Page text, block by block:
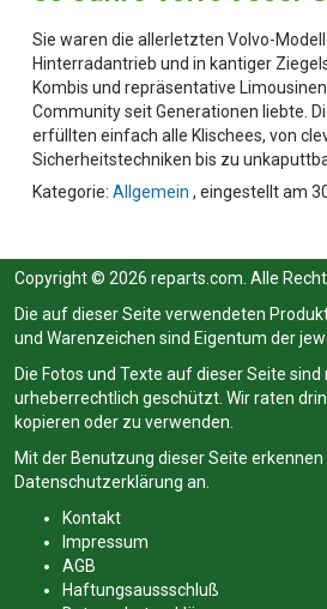
Sie waren die allerletzten Volvo-
Hinterradantrieb und in kantiger
Kombis und repräsentative
Community seit Generationen liebte.
erfüllten einfach alle Klischees, von
Sicherheitstechniken bis zu
Kategorie: Allgemein , eingestellt am
Copyright © 2026 reparts.com. Alle
Die auf dieser Seite verwendeten
und Warenzeichen sind Eigentum der
Die Fotos und Texte auf dieser Seite
urheberrechtlich geschützt. Wir raten
kopieren oder zu verwenden.
Mit der Benutzung dieser Seite erkennen
Datenschutzerklärung an.
Kontakt
Impressum
AGB
Haftungsaussschluß